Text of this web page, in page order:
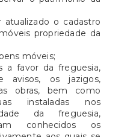
atualizado o cadastro
propriedade da
móveis;
a favor da freguesia,
avisos, os jazigos,
obras, bem como
instaladas nos
da freguesia,
conhecidos os